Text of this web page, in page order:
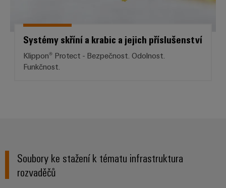
Systémy skříní a krabic a jejich příslušenství
Klippon® Protect - Bezpečnost. Odolnost.
Funkčnost.
Soubory ke stažení k tématu infrastruktura
rozvaděčů